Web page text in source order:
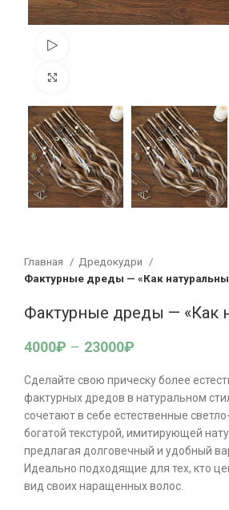
Главная
Дредокудри
Фактурные дреды — «Как
Фактурные дреды — «Как
4000₽ – 23000₽
Сделайте свою прическу более
фактурных дредов в натуральном
сочетают в себе естественные
богатой текстурой, имитирующей
предлагая долговечный и удобный
Идеально подходящие для тех, кто
вид своих наращенных волос.